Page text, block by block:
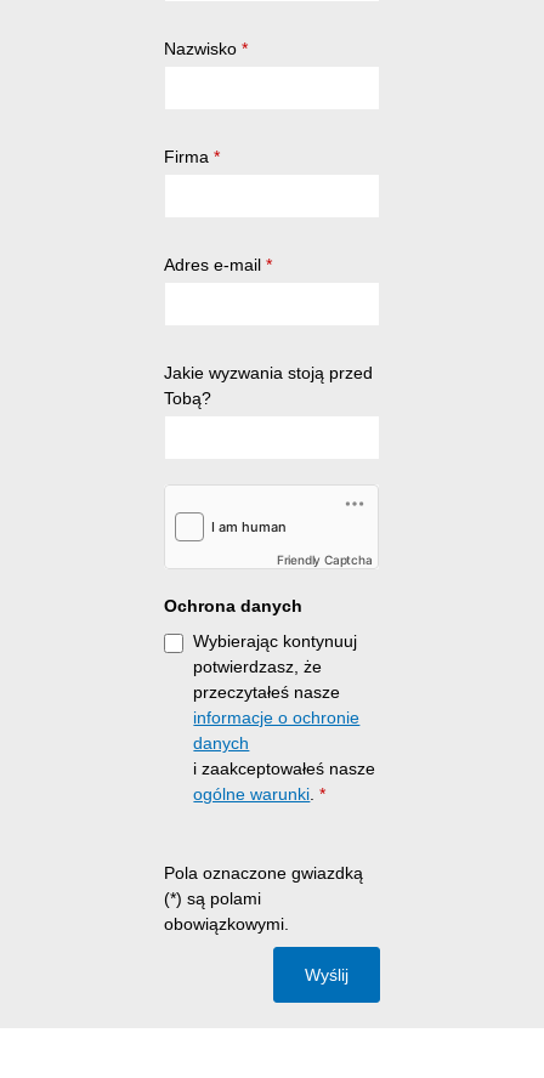
Nazwisko*
Firma*
Adres e-mail*
Jakie wyzwania stoją przed
Tobą?
Friendly Captcha
Ochrona danych
Wybierając kontynuuj
potwierdzasz, że
przeczytałeś nasze
informacje o ochronie
danych
i zaakceptowałeś nasze
ogólne warunki .*
Pola oznaczone gwiazdką
(*) są polami
obowiązkowymi.
Wyślij